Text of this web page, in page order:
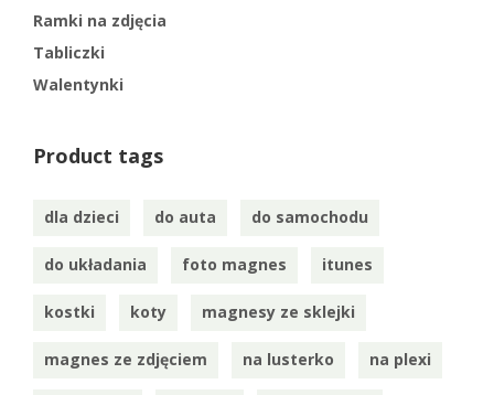
Ramki na zdjęcia
Tabliczki
Walentynki
Product tags
dla dzieci do auta do samochodu
do układania foto magnes itunes
kostki koty magnesy ze sklejki
magnes ze zdjęciem na lusterko na plexi